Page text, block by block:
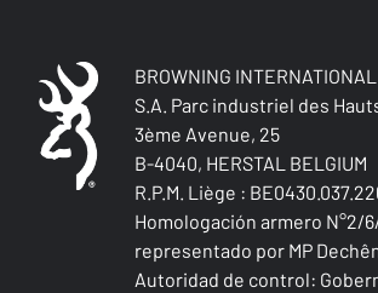
BROWNING INTERNATIONAL
S.A. Parc industriel des
3ème Avenue, 25
B-4040, HERSTAL BELGIUM
R.P.M. Liège :
Homologación armero N°2/
representado por MP
Autoridad de control: